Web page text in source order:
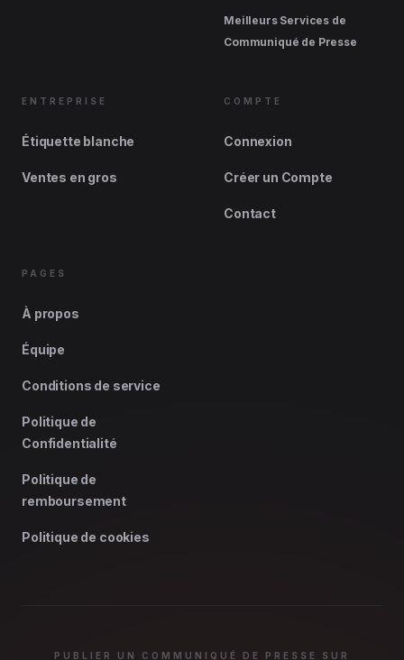
Meilleurs Services de
Communiqué de Presse
ENTREPRISE
Étiquette blanche
Ventes en gros
COMPTE
Connexion
Créer un Compte
Contact
PAGES
À propos
Équipe
Conditions de service
Politique de
Confidentialité
Politique de
remboursement
Politique de cookies
PUBLIER UN COMMUNIQUÉ DE PRESSE SUR